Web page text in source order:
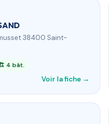
38400 Saint-
4 bât.
Voir la fiche →